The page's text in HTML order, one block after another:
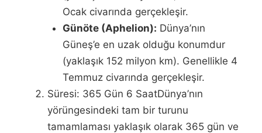
Ocak civarında gerçekleşir.
Günöte (Aphelion): Dünya’nın
Güneş’e en uzak olduğu konumdur
(yaklaşık 152 milyon km). Genellikle 4
Temmuz civarında gerçekleşir.
Süresi: 365 Gün 6 SaatDünya’nın
yörüngesindeki tam bir turunu
tamamlaması yaklaşık olarak 365 gün ve